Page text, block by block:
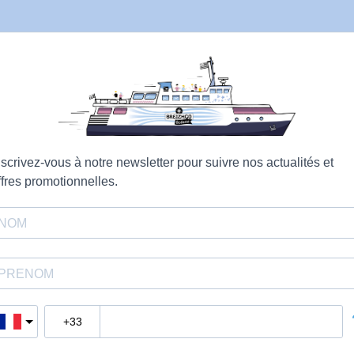
vous à notre newsletter pour suivre nos actualités et
promotionnelles.